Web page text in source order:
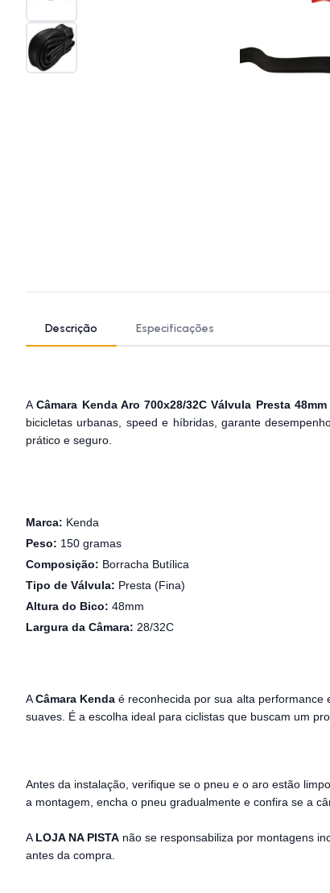
Descrição Especificações
ACâmara Kenda Aro 700x28/32C Válvula Presta 48mm
bicicletas urbanas, speed e híbridas, garante
prático e seguro.
Marca: Kenda
Peso: 150 gramas
Composição: Borracha Butílica
Tipo de Válvula: Presta (Fina)
Altura do Bico: 48mm
Largura da Câmara: 28/32C
ACâmara Kenda é reconhecida por sua alta performance
suaves. É a escolha ideal para ciclistas que buscam um
Antes da instalação, verifique se o pneu e o aro estão
a montagem, encha o pneu gradualmente e confira se a
A LOJA NA PISTA não se responsabiliza por montagens
antes da compra.